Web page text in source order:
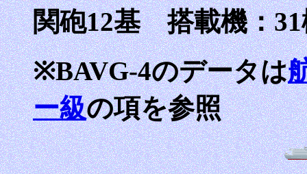
関砲12基 搭載機：
※BAVG-4のデータは
ー級の項を参照